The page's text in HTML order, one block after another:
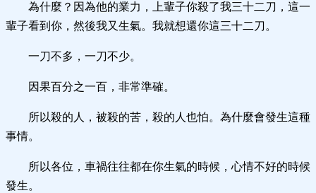
為什麼？因為他的業力，上輩子你殺了我三十二刀，這一
輩子看到你，然後我又生氣。我就想還你這三十二刀。
一刀不多，一刀不少。
因果百分之一百，非常準確。
所以殺的人，被殺的苦，殺的人也怕。為什麼會發生這種
事情。
所以各位，車禍往往都在你生氣的時候，心情不好的時候
發生。